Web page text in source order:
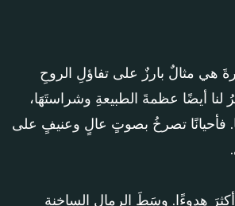
هي مثالٌ بارزٌ على تفاؤلِ الروحِ
لنا أيضًا عظمةَ الطبيعةِ وشراستَهَا،
فأحيانًا تصرخُ بصوتٍ عالٍ وعنيفٍ على
هدوءًا. وسَطَ الرمالِ الساخنةِ